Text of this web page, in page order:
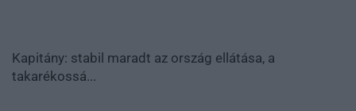
Kapitány: stabil maradt az ország ellátása, a
takarékossá...